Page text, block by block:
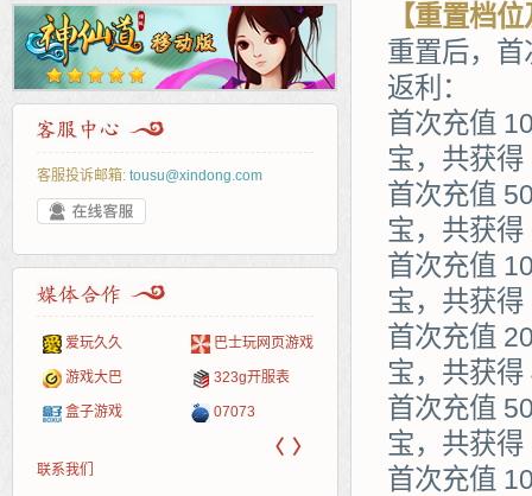
客服投诉邮箱: tousu@xindong.com
爱玩久久 巴士玩网页游戏
游戏大巴 323g开服表
盒子游戏 07073
页游网
腾讯游戏 新浪
新浪页游 网易
多玩
pcgame 中华网
Cwan
游一游
游侠网页游戏 40407
5617网游网 一游网
开服网
斗蟹网页游戏 游戏
4q5q游戏
〈 〉
联系我们
【重置档
重置后，
返利：
首次充值
宝，共获
首次充值
宝，共获
首次充值
宝，共获
首次充值
宝，共获
首次充值
宝，共获
首次充值